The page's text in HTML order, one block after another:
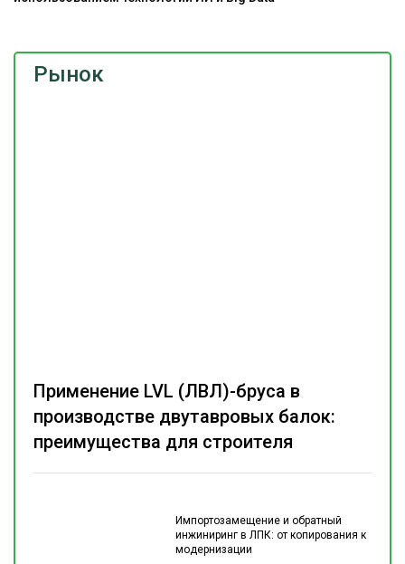
Рынок
Импортозамещение и обратный
инжиниринг в ЛПК: от копирования к
модернизации
Применение LVL (ЛВЛ)-бруса в
производстве двутавровых балок:
преимущества для строителя